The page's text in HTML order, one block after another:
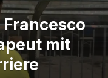
mit